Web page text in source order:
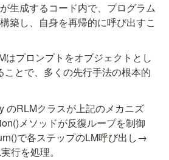
生成するコード内で、プログラム
築し、自身を再帰的に呼び出すこ
はプロンプトをオブジェクトとし
ことで、多くの先行手法の根本的
のRLMクラスが上記のメカニズ
メソッドが反復ループを制御
で各ステップのLM呼び出し→
行を処理。